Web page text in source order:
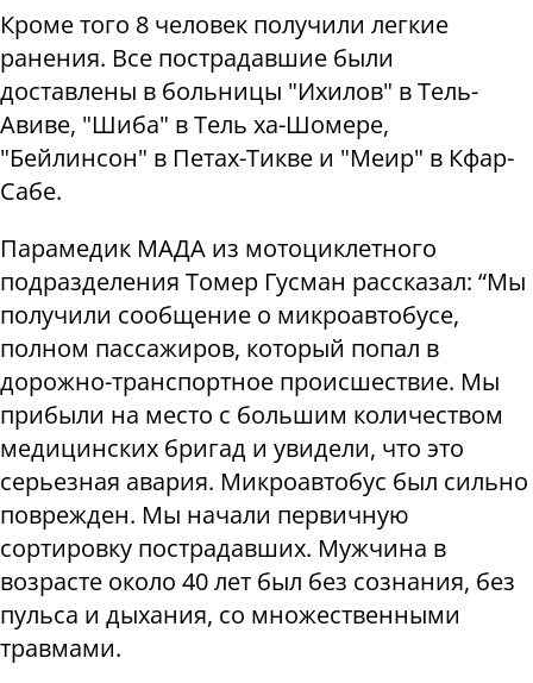
Кроме того 8 человек получили легкие
ранения. Все пострадавшие были
доставлены в больницы "Ихилов" в Тель-
Авиве, "Шиба" в Тель ха-Шомере,
"Бейлинсон" в Петах-Тикве и "Меир" в Кфар-
Сабе.
Парамедик МАДА из мотоциклетного
подразделения Томер Гусман рассказал: “Мы
получили сообщение о микроавтобусе,
полном пассажиров, который попал в
дорожно-транспортное происшествие. Мы
прибыли на место с большим количеством
медицинских бригад и увидели, что это
серьезная авария. Микроавтобус был сильно
поврежден. Мы начали первичную
сортировку пострадавших. Мужчина в
возрасте около 40 лет был без сознания, без
пульса и дыхания, со множественными
травмами.